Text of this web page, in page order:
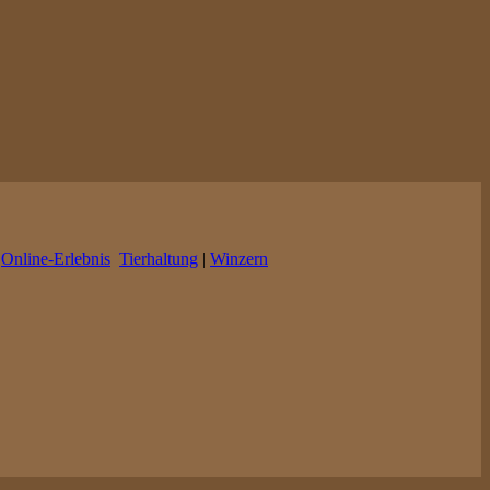
Online-Erlebnis Tierhaltung
Winzern